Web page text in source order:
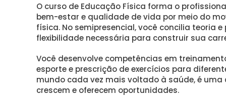
O curso de Educação Física forma o
bem-estar e qualidade de vida por meio do
física. No semipresencial, você concilia teoria
flexibilidade necessária para construir sua
Você desenvolve competências em
esporte e prescrição de exercícios para
mundo cada vez mais voltado à saúde, é uma
crescem e oferecem oportunidades.